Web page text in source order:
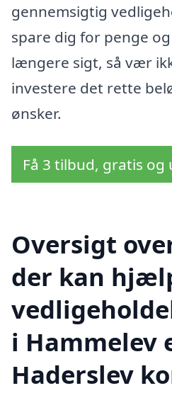
gennemsigtig
spare dig for penge
længere sigt, så vær
investere det rette
ønsker.
Få 3 tilbud, gratis
Oversigt
der kan
i Hammelev
Haderslev